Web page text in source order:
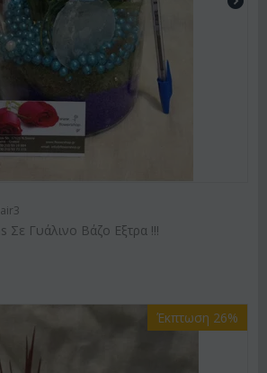
Σε Γυάλινο Βάζο Εξτρα !!!
Έκπτωση 26%